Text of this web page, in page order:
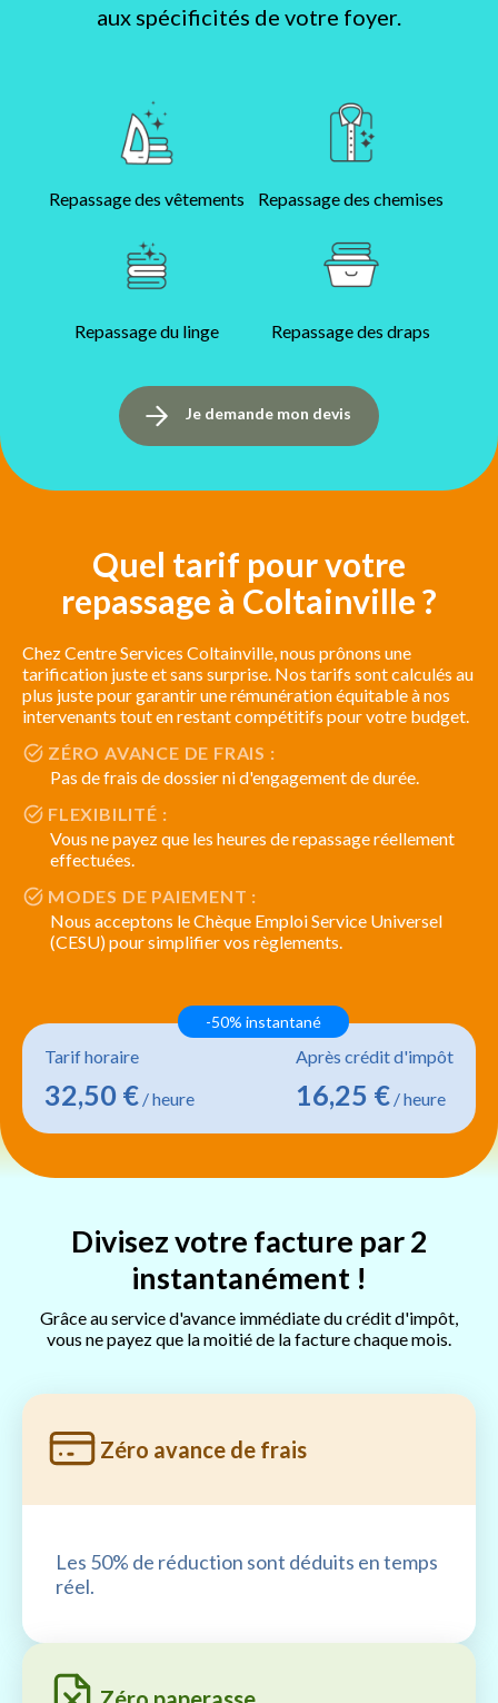
aux spécificités de votre foyer.
Repassage des vêtements Repassage des chemises
Repassage du linge Repassage des draps
Je demande mon devis
Quel tarif pour votre
repassage à Coltainville ?
Chez Centre Services Coltainville, nous prônons une
tarification juste et sans surprise. Nos tarifs sont calculés au
plus juste pour garantir une rémunération équitable à nos
intervenants tout en restant compétitifs pour votre budget.
ZÉRO AVANCE DE FRAIS :
Pas de frais de dossier ni d'engagement de durée.
FLEXIBILITÉ :
Vous ne payez que les heures de repassage réellement
effectuées.
MODES DE PAIEMENT :
Nous acceptons le Chèque Emploi Service Universel
(CESU) pour simplifier vos règlements.
Tarif horaire
32,50 € / heure
Après crédit d'impôt
16,25 € / heure
-50% instantané
Divisez votre facture par 2
instantanément !
Grâce au service d'avance immédiate du crédit d'impôt,
vous ne payez que la moitié de la facture chaque mois.
Zéro avance de frais
Les 50% de réduction sont déduits en temps
réel.